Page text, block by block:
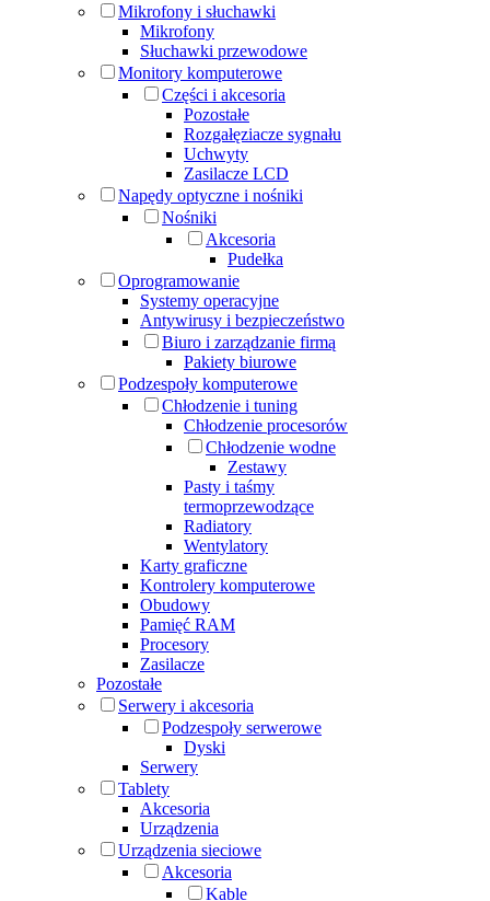
Mikrofony i słuchawki
Mikrofony
Słuchawki przewodowe
Monitory komputerowe
Części i akcesoria
Pozostałe
Rozgałęziacze sygnału
Uchwyty
Zasilacze LCD
Napędy optyczne i nośniki
Nośniki
Akcesoria
Pudełka
Oprogramowanie
Systemy operacyjne
Antywirusy i bezpieczeństwo
Biuro i zarządzanie firmą
Pakiety biurowe
Podzespoły komputerowe
Chłodzenie i tuning
Chłodzenie procesorów
Chłodzenie wodne
Zestawy
Pasty i taśmy
termoprzewodzące
Radiatory
Wentylatory
Karty graficzne
Kontrolery komputerowe
Obudowy
Pamięć RAM
Procesory
Zasilacze
Pozostałe
Serwery i akcesoria
Podzespoły serwerowe
Dyski
Serwery
Tablety
Akcesoria
Urządzenia
Urządzenia sieciowe
Akcesoria
Kable